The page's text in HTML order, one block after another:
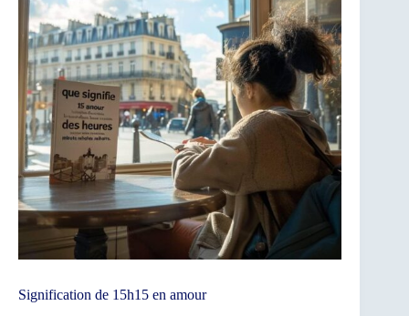
Signification de 15h15 en amour